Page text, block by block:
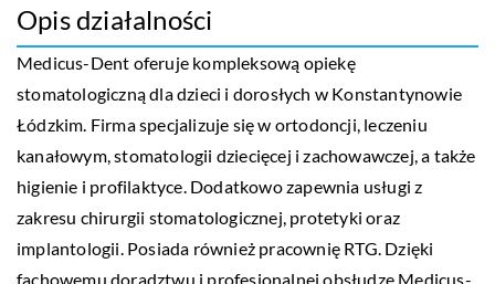
Opis działalności
Medicus-Dent oferuje kompleksową opiekę
stomatologiczną dla dzieci i dorosłych w Konstantynowie
Łódzkim. Firma specjalizuje się w ortodoncji, leczeniu
kanałowym, stomatologii dziecięcej i zachowawczej, a także
higienie i profilaktyce. Dodatkowo zapewnia usługi z
zakresu chirurgii stomatologicznej, protetyki oraz
implantologii. Posiada również pracownię RTG. Dzięki
fachowemu doradztwu i profesjonalnej obsłudze Medicus-